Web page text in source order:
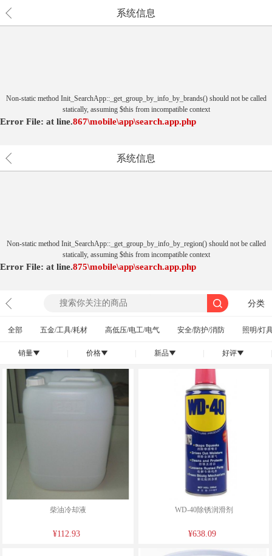
系统信息
Non-static method Init_SearchApp::_get_group_by_info_by_brands() should not be called
statically, assuming $this from incompatible context
Error File: \mobile\app\search.app.php
at 867
line.
系统信息
Non-static method Init_SearchApp::_get_group_by_info_by_region() should not be called
statically, assuming $this from incompatible context
Error File: \mobile\app\search.app.php
at 875
line.
分类
全部 五金/工具/耗材 高低压/电工/电气 安全/防护/消防 照明/灯
销量󰄢 价格󰄢 新品󰄢 好评󰄢
柴油冷却液
¥112.93
WD-40除锈润滑剂
¥638.09